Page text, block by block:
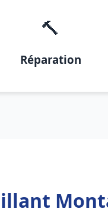
🔨
Réparation